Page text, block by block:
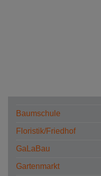
Baumschule
Floristik/Friedhof
GaLaBau
Gartenmarkt